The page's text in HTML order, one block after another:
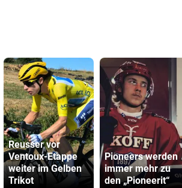
Reusser vor
Ventoux-Etappe
weiter im Gelben
Trikot
Pioneers werden
immer mehr zu
den „Pioneerit“